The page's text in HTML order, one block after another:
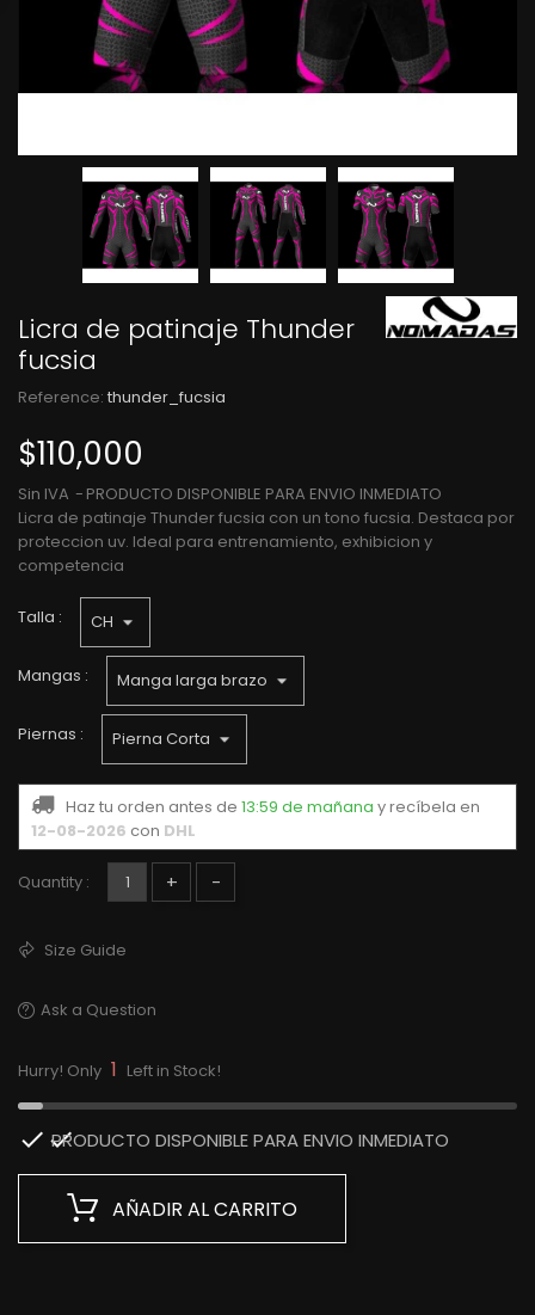
Licra de patinaje Thunder
fucsia
Reference: thunder_fucsia
$110,000
Sin IVA
PRODUCTO DISPONIBLE PARA ENVIO INMEDIATO
Licra de patinaje Thunder fucsia con un tono fucsia. Destaca por
proteccion uv. Ideal para entrenamiento, exhibicion y
competencia
Talla :
Mangas :
Piernas :
Haz tu orden antes de 13:59 de mañana y recíbela en
12-08-2026 con DHL
Quantity : + -
Size Guide
Ask a Question
Hurry! Only 1 Left in Stock!

PRODUCTO DISPONIBLE PARA ENVIO INMEDIATO
AÑADIR AL CARRITO